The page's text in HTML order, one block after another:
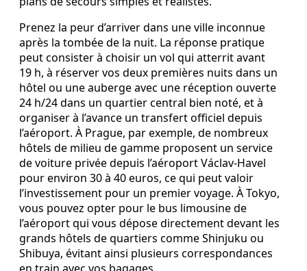
Prenez la peur d’arriver dans une ville inconnue
après la tombée de la nuit. La réponse pratique
peut consister à choisir un vol qui atterrit avant
19 h, à réserver vos deux premières nuits dans un
hôtel ou une auberge avec une réception ouverte
24 h/24 dans un quartier central bien noté, et à
organiser à l’avance un transfert officiel depuis
l’aéroport. À Prague, par exemple, de nombreux
hôtels de milieu de gamme proposent un service
de voiture privée depuis l’aéroport Václav-Havel
pour environ 30 à 40 euros, ce qui peut valoir
l’investissement pour un premier voyage. À Tokyo,
vous pouvez opter pour le bus limousine de
l’aéroport qui vous dépose directement devant les
grands hôtels de quartiers comme Shinjuku ou
Shibuya, évitant ainsi plusieurs correspondances